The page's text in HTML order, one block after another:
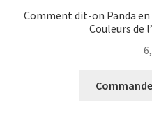
Comment dit-on Panda en
Couleurs de